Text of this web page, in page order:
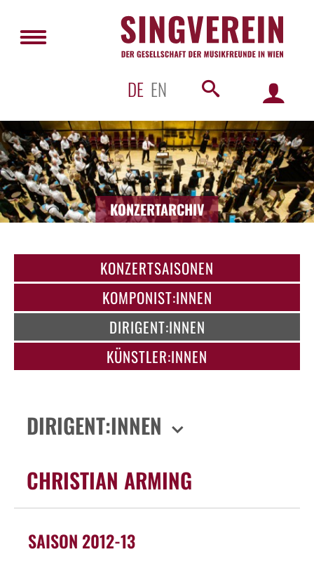
DE EN
KONZERTARCHIV
KONZERTSAISONEN
KOMPONIST:INNEN
DIRIGENT:INNEN
KÜNSTLER:INNEN
DIRIGENT:INNEN
CHRISTIAN ARMING
SAISON 2012-13